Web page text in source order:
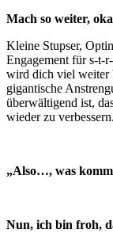
Mach so weiter,
Kleine Stupser,
Engagement für s-t-
wird dich viel weiter
gigantische
überwältigend ist,
wieder zu verbessern.
„Also…, was
Nun, ich bin froh,